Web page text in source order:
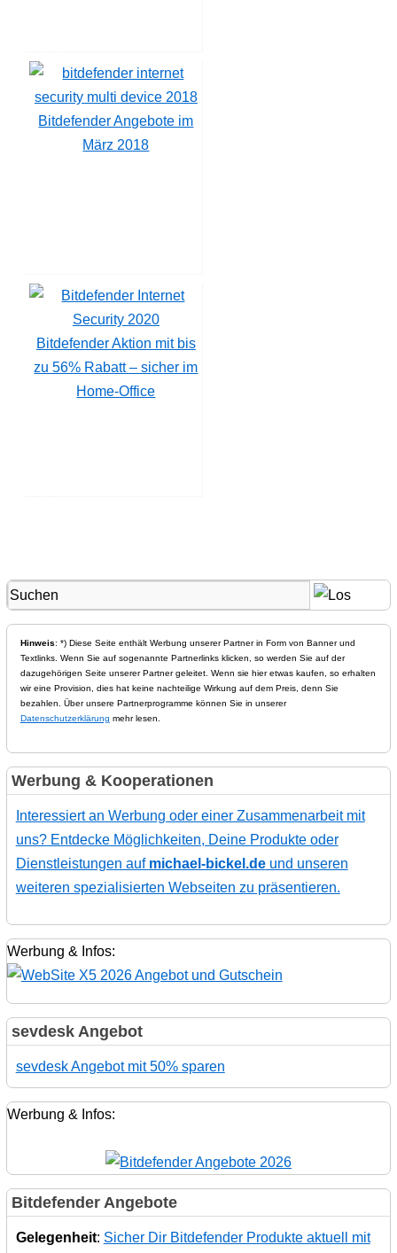
Bitdefender Angebote im
März 2018
Bitdefender Aktion mit bis
zu 56% Rabatt – sicher im
Home-Office
Hinweis: *) Diese Seite enthält Werbung unserer Partner in Form von Banner und
Textlinks. Wenn Sie auf sogenannte Partnerlinks klicken, so werden Sie auf der
dazugehörigen Seite unserer Partner geleitet. Wenn sie hier etwas kaufen, so erhalten
wir eine Provision, dies hat keine nachteilige Wirkung auf dem Preis, denn Sie
bezahlen. Über unsere Partnerprogramme können Sie in unserer
Datenschutzerklärung mehr lesen.
Werbung & Kooperationen
Interessiert an Werbung oder einer Zusammenarbeit mit
uns? Entdecke Möglichkeiten, Deine Produkte oder
Dienstleistungen auf michael-bickel.deund unseren
weiteren spezialisierten Webseiten zu präsentieren.
Werbung & Infos:
sevdesk Angebot
sevdesk Angebot mit 50% sparen
Werbung & Infos:
Bitdefender Angebote
Gelegenheit: Sicher Dir Bitdefender Produkte aktuell mit